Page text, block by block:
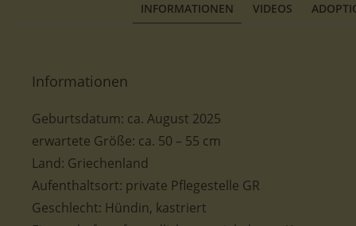
INFORMATIONEN VIDEOS
Informationen
Geburtsdatum: ca. August 2025
erwartete Größe: ca. 50 – 55 cm
Land: Griechenland
Aufenthaltsort: private Pflegestelle GR
Geschlecht: Hündin, kastriert